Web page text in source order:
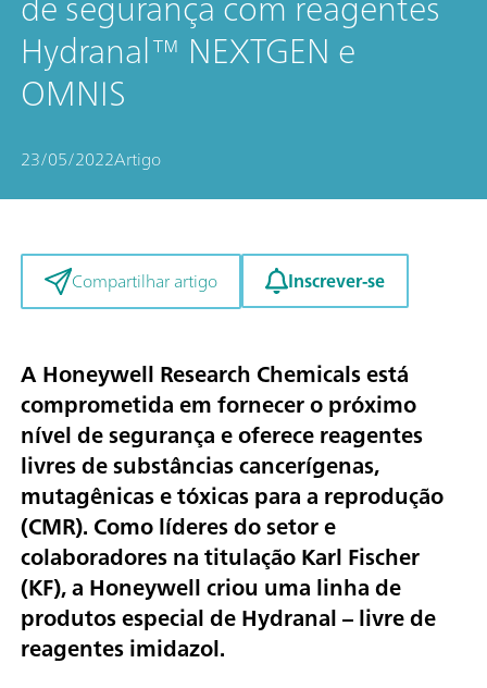
Hydranal™ NEXTGEN e
OMNIS
23/05/2022Artigo
Compartilhar artigo Inscrever-se
A Honeywell Research Chemicals está
comprometida em fornecer o próximo
nível de segurança e oferece reagentes
livres de substâncias cancerígenas,
mutagênicas e tóxicas para a reprodução
(CMR). Como líderes do setor e
colaboradores na titulação Karl Fischer
(KF), a Honeywell criou uma linha de
produtos especial de Hydranal – livre de
reagentes imidazol.